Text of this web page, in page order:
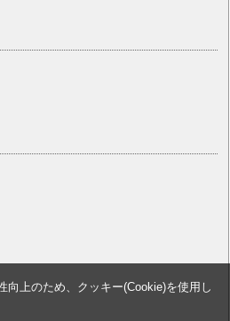
向上のため、クッキー(Cookie)を使用し